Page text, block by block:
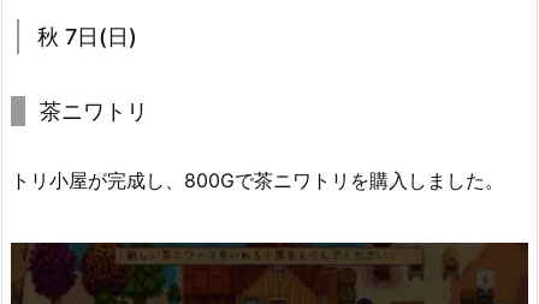
秋 7日(日)
茶ニワトリ
トリ小屋が完成し、800Gで茶ニワトリを購入しました。